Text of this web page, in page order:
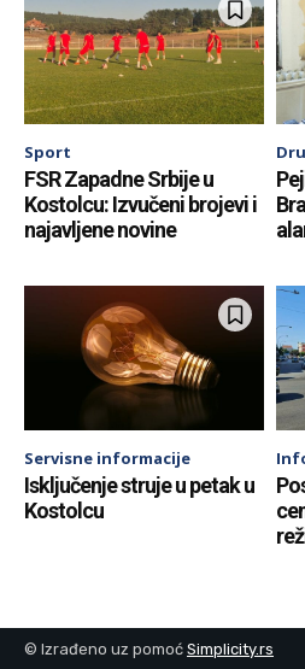
Sport
FSR Zapadne Srbije u
Kostolcu: Izvučeni brojevi i
najavljene novine
Servisne informacije
Isključenje struje u petak u
Kostolcu
© Izrađeno uz pomoć Simplicity.rs